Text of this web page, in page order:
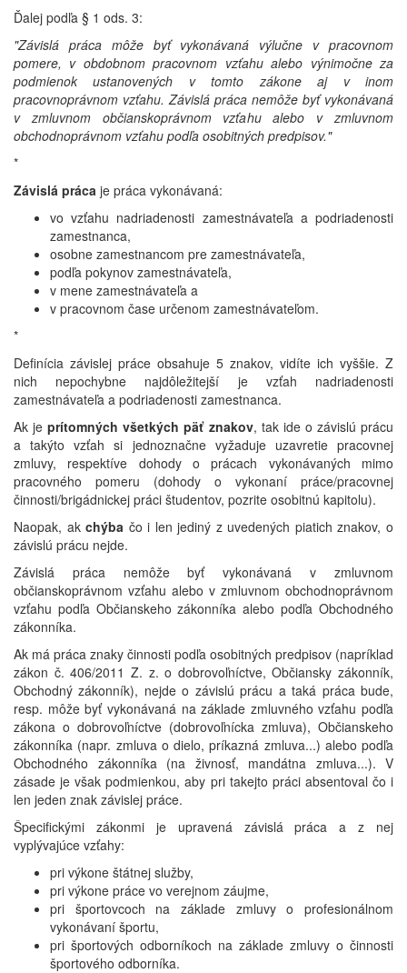
Ďalej podľa § 1 ods. 3:
"Závislá práca môže byť vykonávaná výlučne v pracovnom
pomere, v obdobnom pracovnom vzťahu alebo výnimočne za
podmienok ustanovených v tomto zákone aj v inom
pracovnoprávnom vzťahu. Závislá práca nemôže byť vykonávaná
v zmluvnom občianskoprávnom vzťahu alebo v zmluvnom
obchodnoprávnom vzťahu podľa osobitných predpisov."
*
Závislá práca je práca vykonávaná:
vo vzťahu nadriadenosti zamestnávateľa a podriadenosti
zamestnanca,
osobne zamestnancom pre zamestnávateľa,
podľa pokynov zamestnávateľa,
v mene zamestnávateľa a
v pracovnom čase určenom zamestnávateľom.
*
Definícia závislej práce obsahuje 5 znakov, vidíte ich vyššie. Z
nich nepochybne najdôležitejší je vzťah nadriadenosti
zamestnávateľa a podriadenosti zamestnanca.
Ak jeprítomných všetkých päť znakov, tak ide o závislú prácu
a takýto vzťah si jednoznačne vyžaduje uzavretie pracovnej
zmluvy, respektíve dohody o prácach vykonávaných mimo
pracovného pomeru (dohody o vykonaní práce/pracovnej
činnosti/brigádnickej práci študentov, pozrite osobitnú kapitolu).
Naopak, akchýba čo i len jediný z uvedených piatich znakov, o
závislú prácu nejde.
Závislá práca nemôže byť vykonávaná v zmluvnom
občianskoprávnom vzťahu alebo v zmluvnom obchodnoprávnom
vzťahu podľa Občianskeho zákonníka alebo podľa Obchodného
zákonníka.
Ak má práca znaky činnosti podľa osobitných predpisov (napríklad
zákon č. 406/2011 Z. z. o dobrovoľníctve, Občiansky zákonník,
Obchodný zákonník), nejde o závislú prácu a taká práca bude,
resp. môže byť vykonávaná na základe zmluvného vzťahu podľa
zákona o dobrovoľníctve (dobrovoľnícka zmluva), Občianskeho
zákonníka (napr. zmluva o dielo, príkazná zmluva...) alebo podľa
Obchodného zákonníka (na živnosť, mandátna zmluva...). V
zásade je však podmienkou, aby pri takejto práci absentoval čo i
len jeden znak závislej práce.
Špecifickými zákonmi je upravená závislá práca a z nej
vyplývajúce vzťahy:
pri výkone štátnej služby,
pri výkone práce vo verejnom záujme,
pri športovcoch na základe zmluvy o profesionálnom
vykonávaní športu,
pri športových odborníkoch na základe zmluvy o činnosti
športového odborníka.